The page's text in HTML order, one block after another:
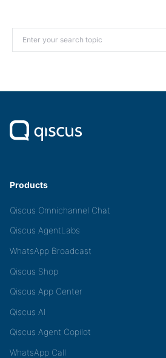
Search for:
Products
Qiscus Omnichannel Chat
Qiscus AgentLabs
WhatsApp Broadcast
Qiscus Shop
Qiscus App Center
Qiscus AI
Qiscus Agent Copilot
WhatsApp Call